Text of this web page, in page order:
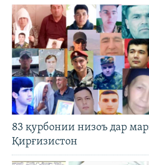
83 қурбонии низоъ дар
Қирғизистон